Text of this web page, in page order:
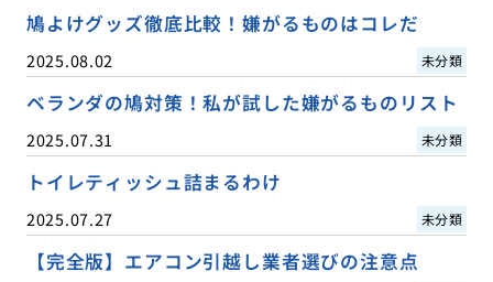
鳩よけグッズ徹底比較！嫌がるものはコレだ
2025.08.02 未分類
ベランダの鳩対策！私が試した嫌がるものリスト
2025.07.31 未分類
トイレティッシュ詰まるわけ
2025.07.27 未分類
【完全版】エアコン引越し業者選びの注意点